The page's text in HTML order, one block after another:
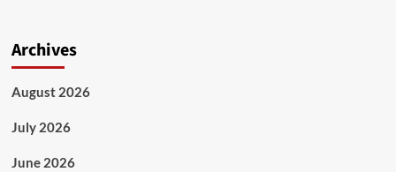
Archives
August 2026
July 2026
June 2026